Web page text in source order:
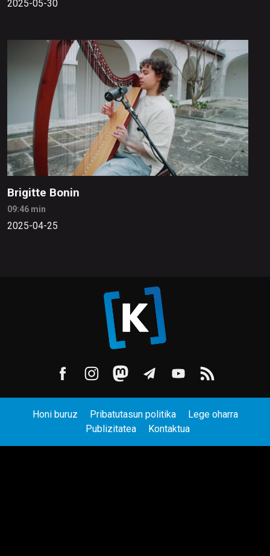
2025-05-30
Brigitte Bonin
09:46 min
2025-04-25
Honi buruz Pribatutasun politika
Lege oharra
Publizitatea
Kontaktua